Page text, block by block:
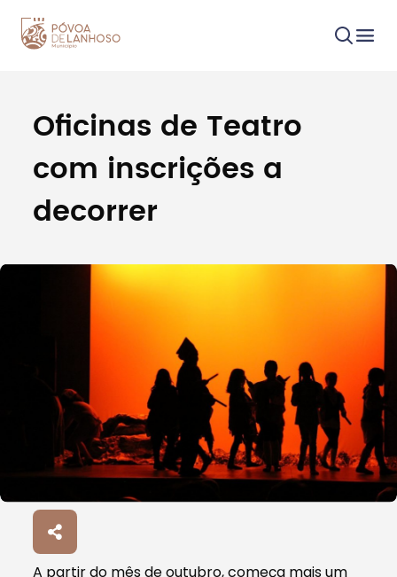
Procurar
Tipo de conteúdo
Filtros
Oficinas de Teatro
com inscrições a
decorrer
A partir do mês de outubro, começa mais um